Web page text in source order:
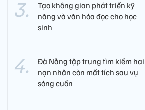
Tạo không gian phát triển kỹ
năng và văn hóa đọc cho học
sinh
Đà Nẵng tập trung tìm kiếm hai
nạn nhân còn mất tích sau vụ
sóng cuốn